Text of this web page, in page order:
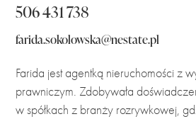
506 431 738
farida.sokolowska@nestate.pl
Farida jest agentką nieruchomości z
prawniczym. Zdobywała
w spółkach z branży rozrywkowej,